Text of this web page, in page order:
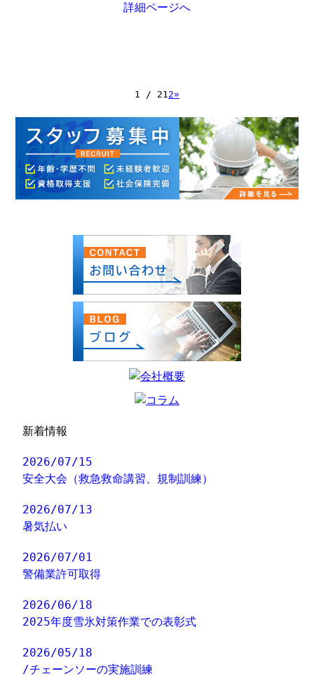
詳細ページへ
1 / 212»
新着情報
2026/07/15
安全大会（救急救命講習、規制訓練）
2026/07/13
暑気払い
2026/07/01
警備業許可取得
2026/06/18
2025年度雪氷対策作業での表彰式
2026/05/18
/チェーンソーの実施訓練